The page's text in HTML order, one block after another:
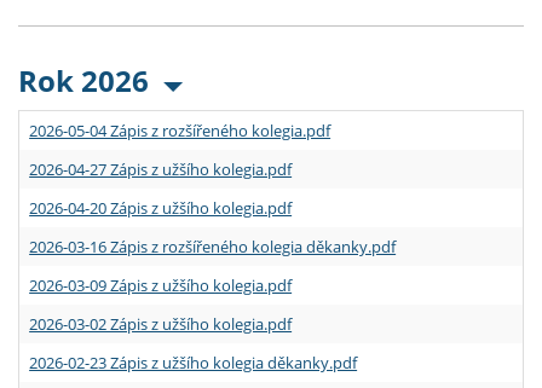
Rok 2026
2026-05-04 Zápis z rozšířeného kolegia.pdf
2026-04-27 Zápis z užšího kolegia.pdf
2026-04-20 Zápis z užšího kolegia.pdf
2026-03-16 Zápis z rozšířeného kolegia děkanky.pdf
2026-03-09 Zápis z užšího kolegia.pdf
2026-03-02 Zápis z užšího kolegia.pdf
2026-02-23 Zápis z užšího kolegia děkanky.pdf